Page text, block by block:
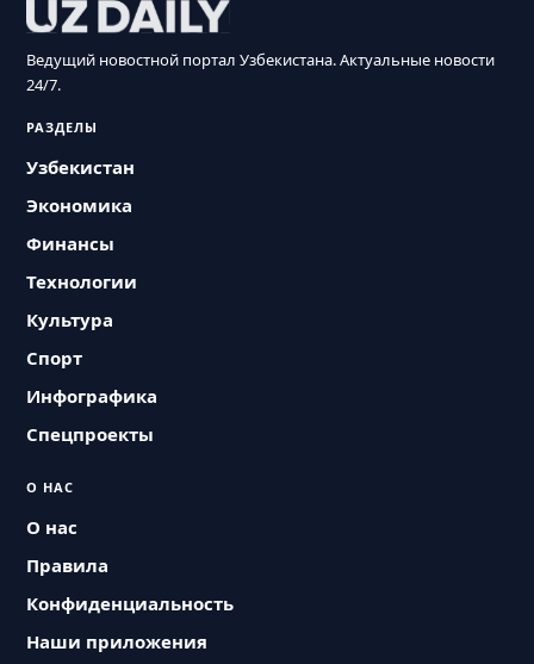
Ведущий новостной портал Узбекистана. Актуальные новости
24/7.
РАЗДЕЛЫ
Узбекистан
Экономика
Финансы
Технологии
Культура
Спорт
Инфографика
Спецпроекты
О НАС
О нас
Правила
Конфиденциальность
Наши приложения